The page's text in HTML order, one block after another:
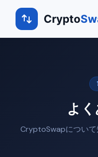
Crypto
よ
CryptoSwapについて